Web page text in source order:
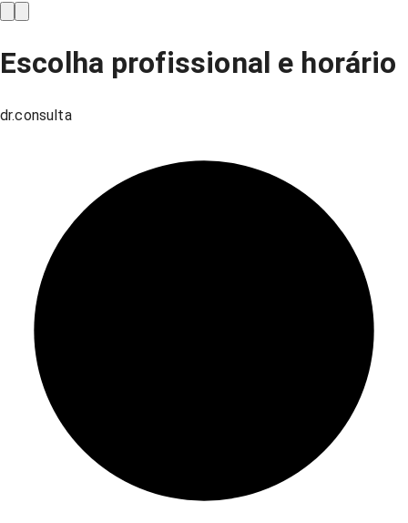
Escolha profissional e horário
dr.consulta